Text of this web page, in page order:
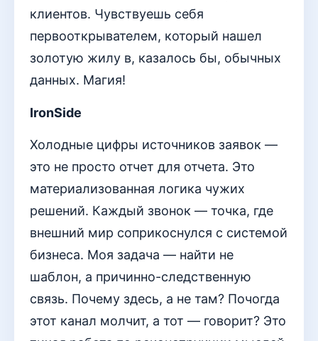
клиентов. Чувствуешь себя
первооткрывателем, который нашел
золотую жилу в, казалось бы, обычных
данных. Магия!
IronSide
Холодные цифры источников заявок —
это не просто отчет для отчета. Это
материализованная логика чужих
решений. Каждый звонок — точка, где
внешний мир соприкоснулся с системой
бизнеса. Моя задача — найти не
шаблон, а причинно-следственную
связь. Почему здесь, а не там? Почогда
этот канал молчит, а тот — говорит? Это